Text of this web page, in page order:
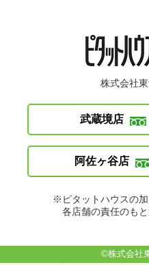
株式会社
武蔵境店
阿佐ヶ谷店
※ピタットハウスの加
各店舗の責任のも
©株式会社